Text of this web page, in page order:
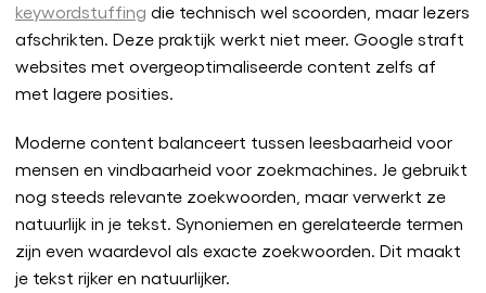
keywordstuffing die technisch wel scoorden, maar lezers
afschrikten. Deze praktijk werkt niet meer. Google straft
websites met overgeoptimaliseerde content zelfs af
met lagere posities.
Moderne content balanceert tussen leesbaarheid voor
mensen en vindbaarheid voor zoekmachines. Je gebruikt
nog steeds relevante zoekwoorden, maar verwerkt ze
natuurlijk in je tekst. Synoniemen en gerelateerde termen
zijn even waardevol als exacte zoekwoorden. Dit maakt
je tekst rijker en natuurlijker.